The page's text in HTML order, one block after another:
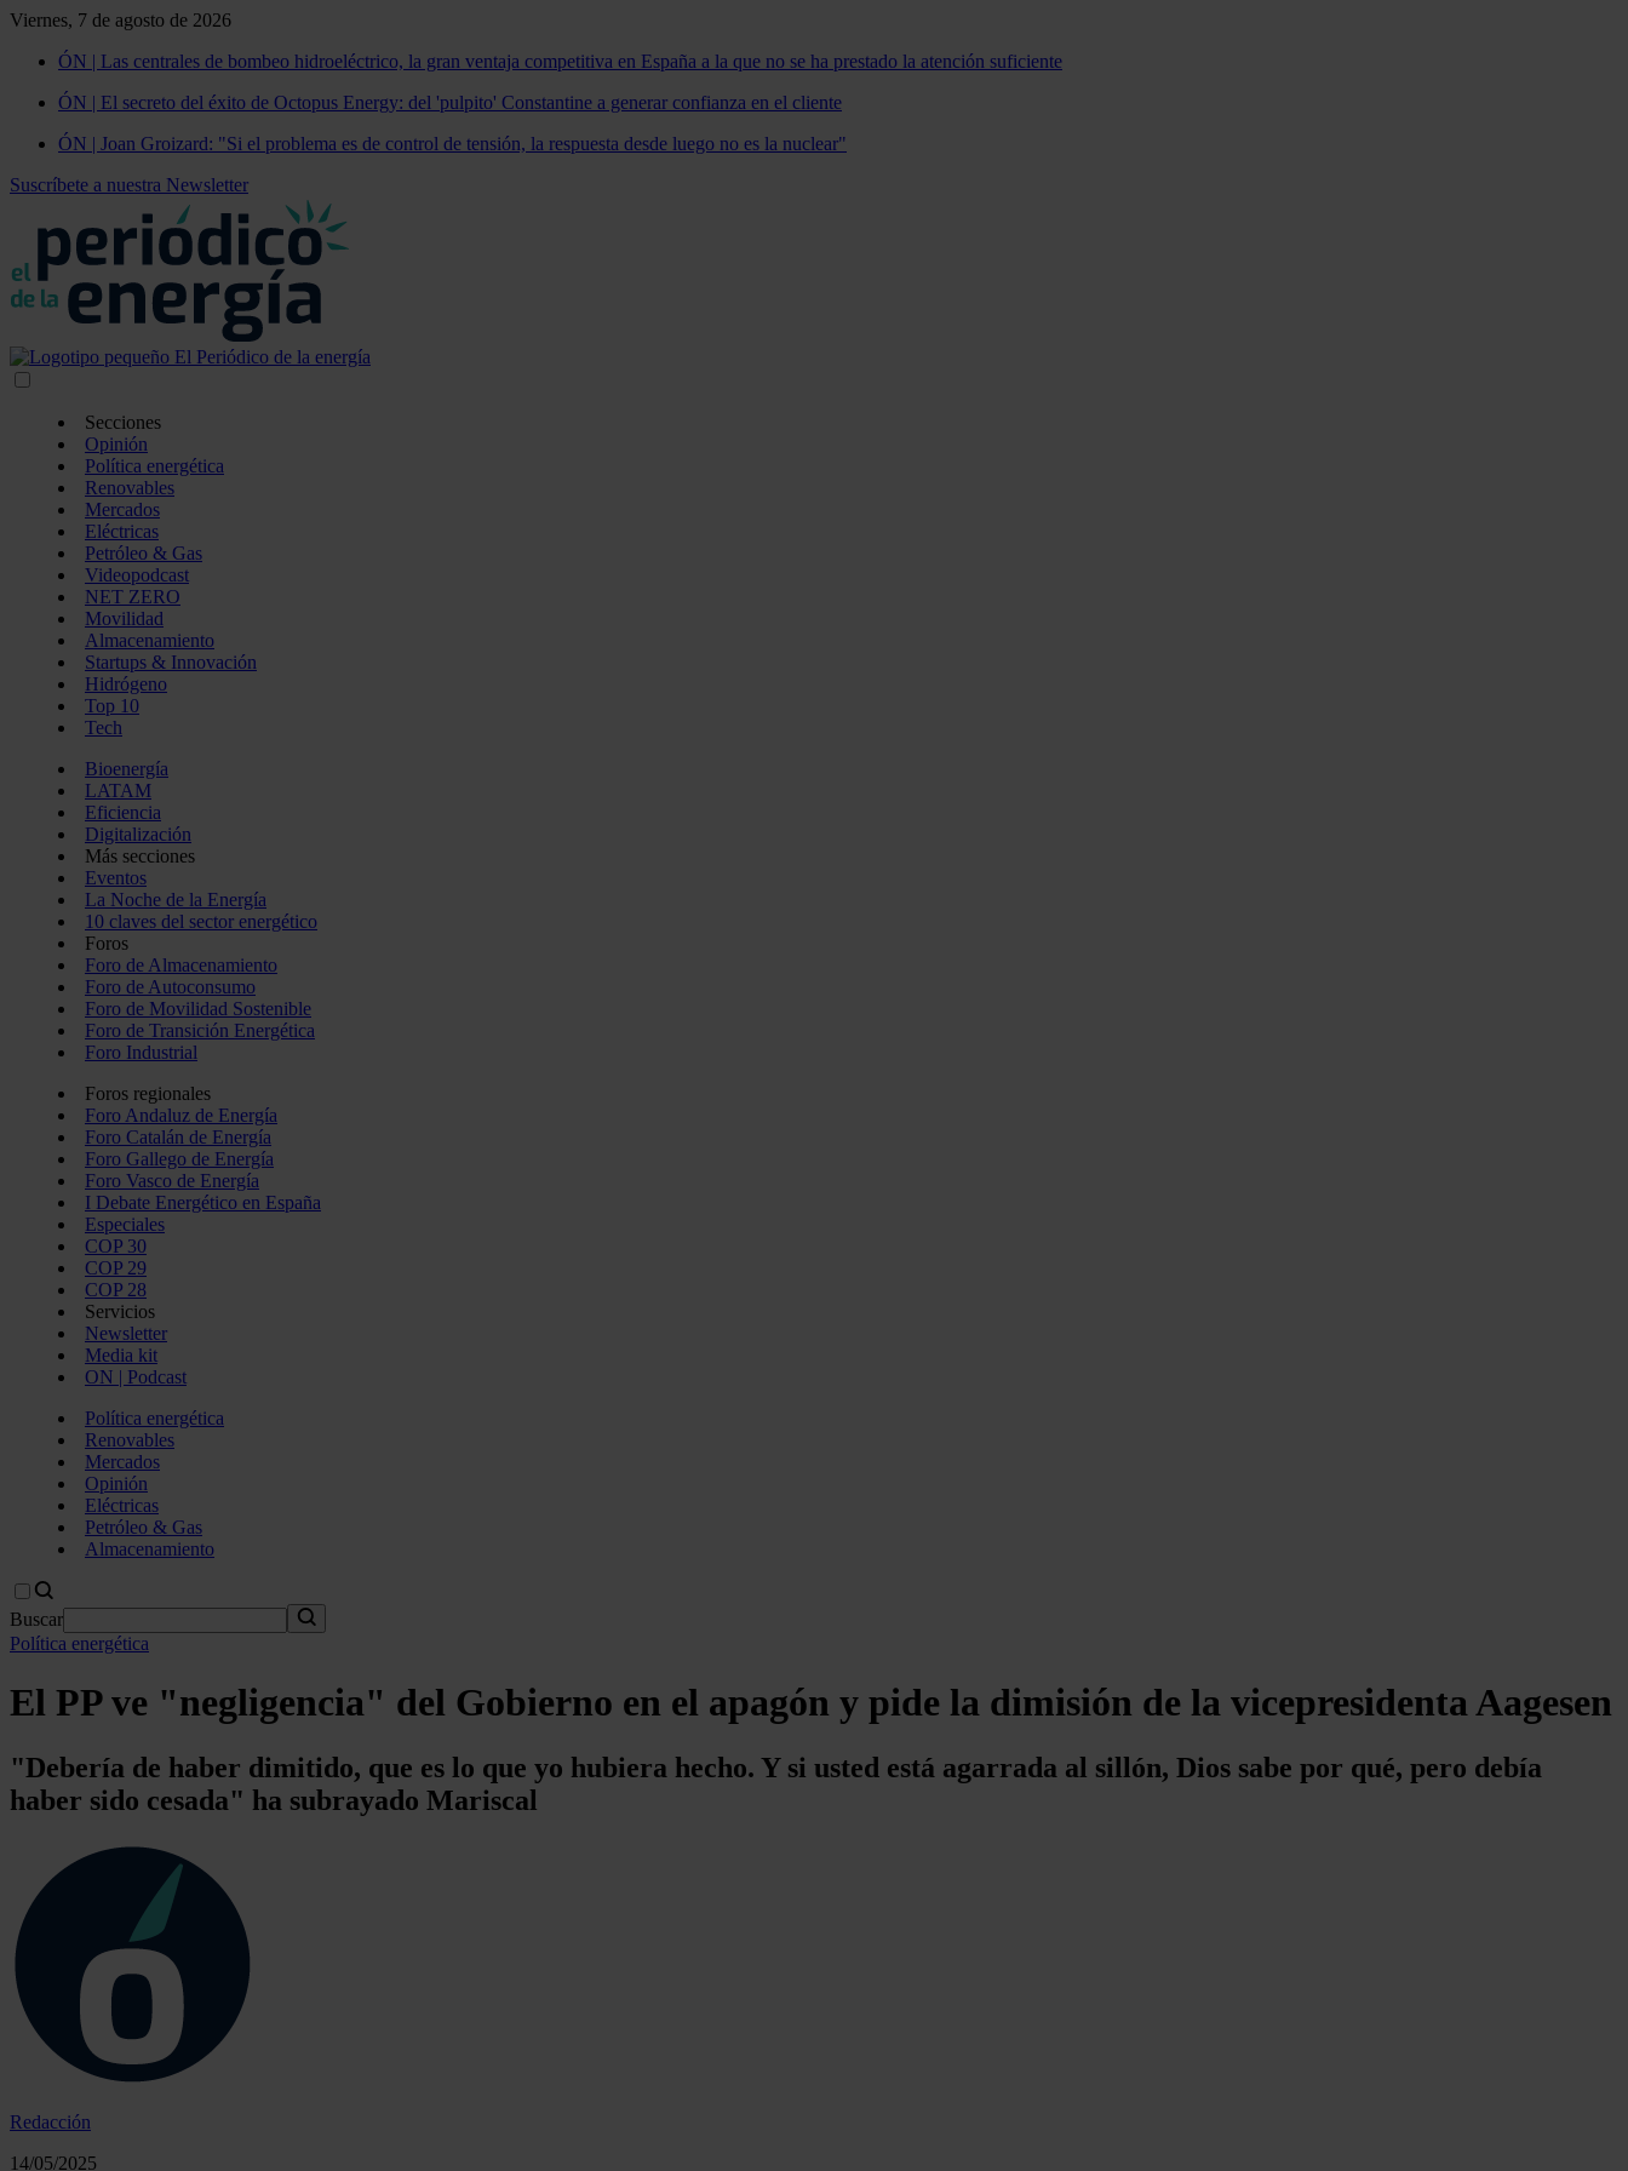
Viernes, 7 de agosto de 2026
ÓN | Las centrales de bombeo hidroeléctrico, la gran ventaja competitiva en España a la que no se ha prestado la atención suficiente
ÓN | El secreto del éxito de Octopus Energy: del 'pulpito' Constantine a generar confianza en el cliente
ÓN | Joan Groizard: "Si el problema es de control de tensión, la respuesta desde luego no es la nuclear"
Suscríbete a nuestra Newsletter
Secciones
Opinión
Política energética
Renovables
Mercados
Eléctricas
Petróleo & Gas
Videopodcast
NET ZERO
Movilidad
Almacenamiento
Startups & Innovación
Hidrógeno
Top 10
Tech
Bioenergía
LATAM
Eficiencia
Digitalización
Más secciones
Eventos
La Noche de la Energía
10 claves del sector energético
Foros
Foro de Almacenamiento
Foro de Autoconsumo
Foro de Movilidad Sostenible
Foro de Transición Energética
Foro Industrial
Foros regionales
Foro Andaluz de Energía
Foro Catalán de Energía
Foro Gallego de Energía
Foro Vasco de Energía
I Debate Energético en España
Especiales
COP 30
COP 29
COP 28
Servicios
Newsletter
Media kit
ON | Podcast
Política energética
Renovables
Mercados
Opinión
Eléctricas
Petróleo & Gas
Almacenamiento
Buscar
Política energética
El PP ve "negligencia" del Gobierno en el apagón y pide la dimisión de la vicepresidenta Aagesen
"Debería de haber dimitido, que es lo que yo hubiera hecho. Y si usted está agarrada al sillón, Dios sabe por qué, pero debía
haber sido cesada" ha subrayado Mariscal
Redacción
14/05/2025